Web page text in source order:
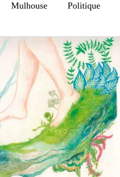
Mulhouse Politique
aux médias ESS
Transfrontalier Archives
Turquie musique